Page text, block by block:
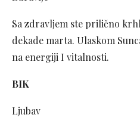
Sa zdravljem ste prilično
dekade marta. Ulaskom
na energiji I vitalnosti.
BIK
Ljubav